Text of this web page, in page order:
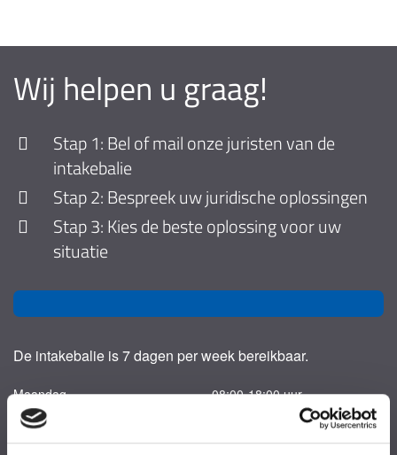
Wij helpen u graag!
Stap 1: Bel of mail onze juristen van de
intakebalie
Stap 2: Bespreek uw juridische oplossingen
Stap 3: Kies de beste oplossing voor uw
situatie
De intakebalie is 7 dagen per week bereikbaar.
Maandag
Dinsdag
Woensdag
Donderdag
08:00-18:00 uur
08:00-18:00 uur
08:00-18:00 uur